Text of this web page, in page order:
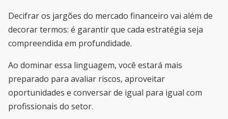
Decifrar os jargões do mercado financeiro vai além de
decorar termos: é garantir que cada estratégia seja
compreendida em profundidade.
Ao dominar essa linguagem, você estará mais
preparado para avaliar riscos, aproveitar
oportunidades e conversar de igual para igual com
profissionais do setor.